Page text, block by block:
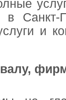
в Санкт-
и